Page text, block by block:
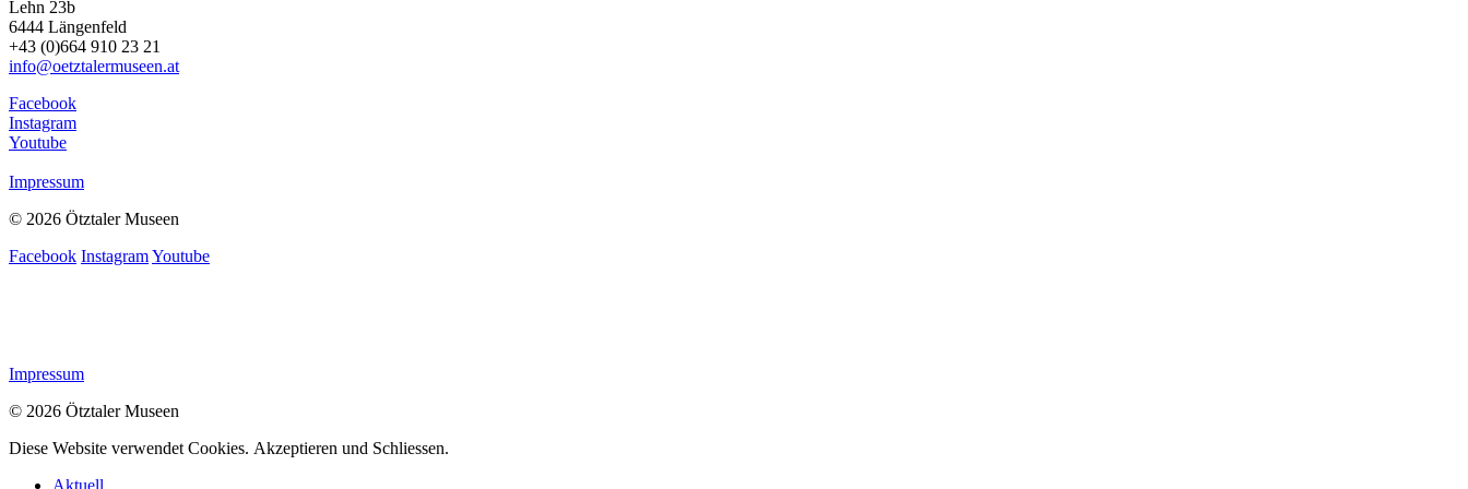
Lehn 23b
6444 Längenfeld
+43 (0)664 910 23 21
info@oetztalermuseen.at
Facebook
Instagram
Youtube
Impressum
© 2026 Ötztaler Museen
Facebook InstagramYoutube
Impressum
© 2026 Ötztaler Museen
Diese Website verwendet Cookies. Akzeptieren und Schliessen.